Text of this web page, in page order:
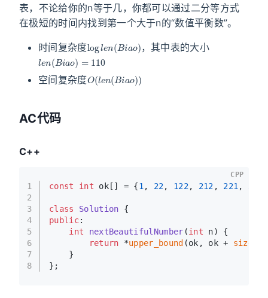
表，不论给你的n等于几，你都可以通过二分等方式
在极短的时间内找到第一个大于n的“数值平衡数”。
时间复杂度 ，其中表的大小
len(Biao)=110
空间复杂度
AC代码
C++
1
2
3
4
5
6
7
8
const int ok[] = {1, 22, 122, 212 , 221,
class Solution {
public:
int
nextBeautifulNumber (int n)
{
return *upper_bound (ok, ok + sizeof
    }
};
CPP